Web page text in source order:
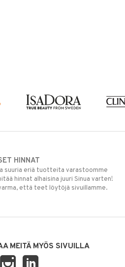
HINNAT
suuria eriä tuotteita varastoomme
hinnat alhaisina juuri Sinua varten!
että teet löytöjä sivuillamme.
MEITÄ MYÖS SIVUILLA